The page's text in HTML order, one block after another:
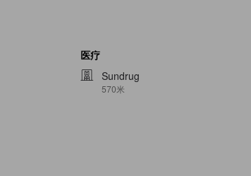
医疗
Sundrug
570米